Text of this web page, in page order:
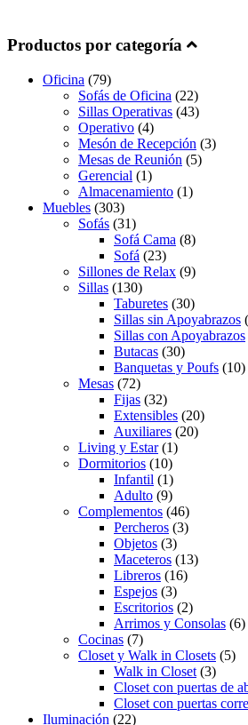
Productos por categoría
Oficina (79)
Sofás de Oficina (22)
Sillas Operativas (43)
Operativo (4)
Mesón de Recepción (3)
Mesas de Reunión (5)
Gerencial (1)
Almacenamiento (1)
Muebles (303)
Sofás (31)
Sofá Cama (8)
Sofá (23)
Sillones de Relax (9)
Sillas (130)
Taburetes (30)
Sillas sin Apoyabrazos
Sillas con Apoyabrazos
Butacas (30)
Banquetas y Poufs (10)
Mesas (72)
Fijas (32)
Extensibles (20)
Auxiliares (20)
Living y Estar(1)
Dormitorios (10)
Infantil (1)
Adulto (9)
Complementos (46)
Percheros (3)
Objetos (3)
Maceteros (13)
Libreros (16)
Espejos (3)
Escritorios (2)
Arrimos y Consolas (6)
Cocinas (7)
Closet y Walk in Closets (5)
Walk in Closet (3)
Closet con puertas de
Closet con puertas
Iluminación (22)